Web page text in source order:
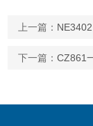
上一篇：
下一篇： CZ861